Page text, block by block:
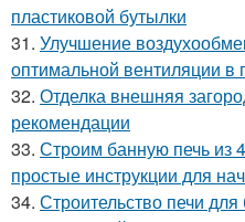
пластиковой бутылки
31. Улучшение
оптимальной вентиляции в
32. Отделка внешняя
рекомендации
33. Строим банную печь из
простые инструкции для
34. Строительство печи